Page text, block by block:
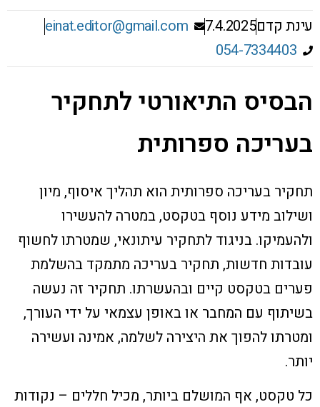
עינת קדם7.4.2025
einat.editor@gmail.com
054-7334403
הבסיס התיאורטי לתחקיר
בעריכה ספרותית
תחקיר בעריכה ספרותית הוא תהליך איסוף, מיון
ושילוב מידע נוסף בטקסט, במטרה להעשירו
ולהעמיקו. בניגוד לתחקיר עיתונאי, שמטרתו לחשוף
עובדות חדשות, תחקיר בעריכה מתמקד בהשלמת
פערים בטקסט קיים ובהעשרתו. תחקיר זה נעשה
בשיתוף עם המחבר או באופן עצמאי על ידי העורך,
ומטרתו להפוך את היצירה לשלמה, אמינה ועשירה
יותר.
כל טקסט, אף המושלם ביותר, מכיל חללים – נקודות